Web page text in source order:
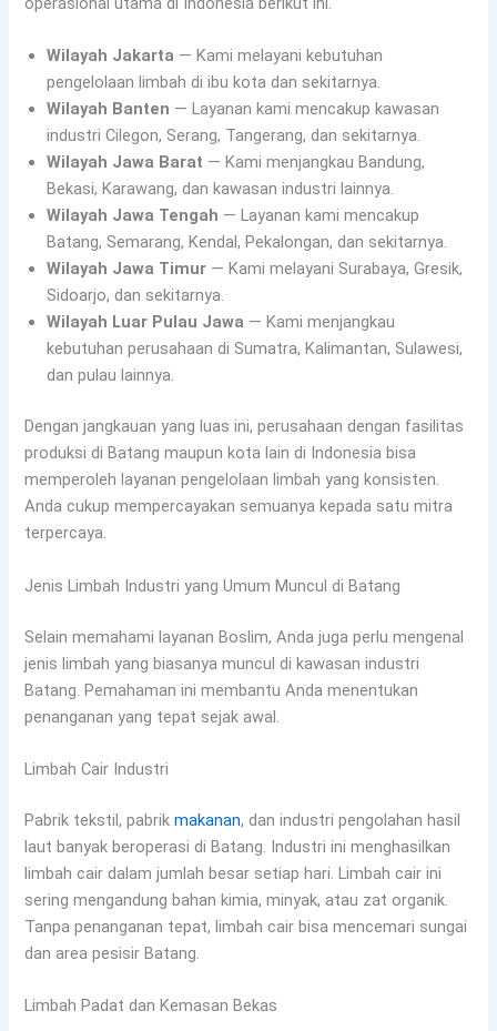
Wilayah Jakarta — Kami melayani kebutuhan
pengelolaan limbah di ibu kota dan sekitarnya.
Wilayah Banten — Layanan kami mencakup kawasan
industri Cilegon, Serang, Tangerang, dan sekitarnya.
Wilayah Jawa Barat — Kami menjangkau Bandung,
Bekasi, Karawang, dan kawasan industri lainnya.
Wilayah Jawa Tengah — Layanan kami mencakup
Batang, Semarang, Kendal, Pekalongan, dan sekitarnya.
Wilayah Jawa Timur — Kami melayani Surabaya, Gresik,
Sidoarjo, dan sekitarnya.
Wilayah Luar Pulau Jawa — Kami menjangkau
kebutuhan perusahaan di Sumatra, Kalimantan, Sulawesi,
dan pulau lainnya.
Dengan jangkauan yang luas ini, perusahaan dengan fasilitas
produksi di Batang maupun kota lain di Indonesia bisa
memperoleh layanan pengelolaan limbah yang konsisten.
Anda cukup mempercayakan semuanya kepada satu mitra
terpercaya.
Jenis Limbah Industri yang Umum Muncul di Batang
Selain memahami layanan Boslim, Anda juga perlu mengenal
jenis limbah yang biasanya muncul di kawasan industri
Batang. Pemahaman ini membantu Anda menentukan
penanganan yang tepat sejak awal.
Limbah Cair Industri
Pabrik tekstil, pabrikmakanan, dan industri pengolahan hasil
laut banyak beroperasi di Batang. Industri ini menghasilkan
limbah cair dalam jumlah besar setiap hari. Limbah cair ini
sering mengandung bahan kimia, minyak, atau zat organik.
Tanpa penanganan tepat, limbah cair bisa mencemari sungai
dan area pesisir Batang.
Limbah Padat dan Kemasan Bekas